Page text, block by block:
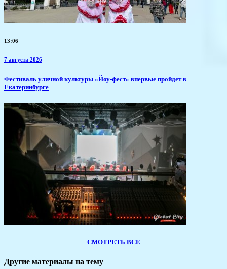
13:06
7 августа 2026
​Фестиваль уличной культуры «Йоу-фест» впервые пройдет в
Екатеринбурге
СМОТРЕТЬ ВСЕ
Другие материалы на тему